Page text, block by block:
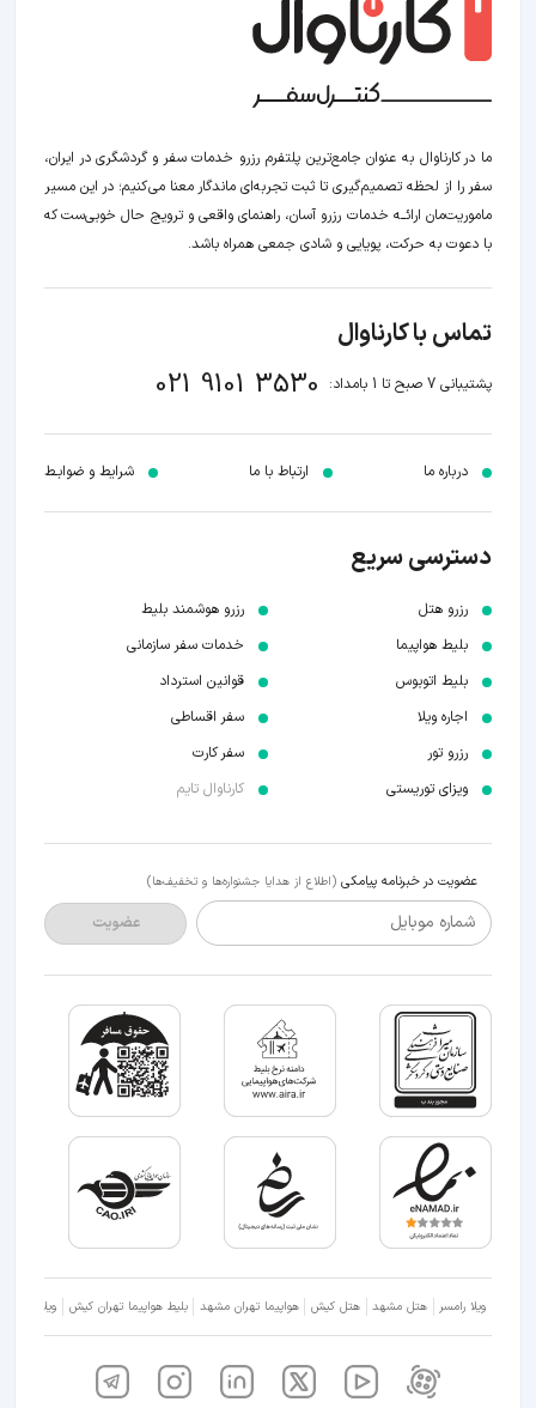
ما در کارناوال به عنوان جامع‌ترین پلتفرم رزرو خدمات سفر و گردشگری در ایران،
سفر را از لحظه‌ تصمیم‌گیری تا ثبت تجربه‌ای ماندگار معنا می‌کنیم؛ در این مسیر‍
ماموریت‌مان اراﺋــﻪ خدمات رزرو آسان، راهنمای واقعی و ترویج حال خوبی‌ست که
با دعوت به حرکت، پویایی و شادی جمعی همراه باشد.
تماس با کارناوال
پشتیبانی 7 صبح تا 1 بامداد: 021 9101 3530
درباره ما ارتباط با ما شرایط و ضوابـط
دسترسی سریع
رزرو هتل
بلیط هواپیما
بلیط اتوبوس
اجاره ویلا
رزرو تور
ویزای توریستی
رزرو هوشمند بلیط
خدمات سفر سازمانی
قوانین استرداد
سفر اقساطی
سفر کارت
کارناوال تایم
عضویت در خبرنامه پیامکی (اطلاع از هدایا جشنواره‌ها و تخفیف‌ها)
شماره موبایل عضویت
ویلا رامسر هتل مشهد هتل کیش هواپیما تهران مشهد بلیط هواپیما تهران کیش ویلا شمال